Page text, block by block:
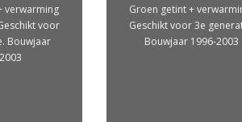
verwarming
voor
Bouwjaar
Groen getint +
Geschikt voor 3e
Bouwjaar 1996-2003